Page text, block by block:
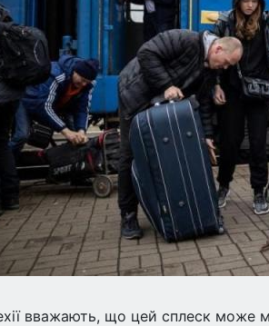
вважають, що цей сплеск може